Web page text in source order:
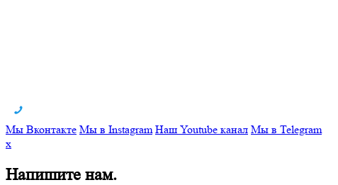
Мы Вконтакте Мы в Instagram Наш Youtube канал Мы в Telegram
x
Напишите нам.